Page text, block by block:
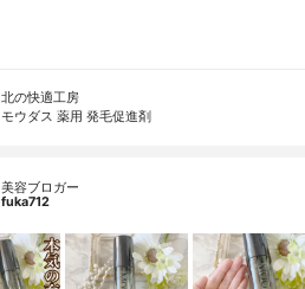
北の快適工房
モウダス 薬用 発毛促進剤
美容ブロガー
fuka712